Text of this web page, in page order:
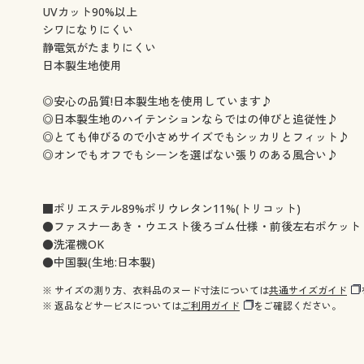
UVカット90%以上
シワになりにくい
静電気がたまりにくい
日本製生地使用
◎安心の品質!日本製生地を使用しています♪
◎日本製生地のハイテンションならではの伸びと追従性♪
◎とても伸びるので小さめサイズでもシッカリとフィット♪
◎オンでもオフでもシーンを選ばない張りのある風合い♪
■ポリエステル89%ポリウレタン11%(トリコット)
●ファスナーあき・ウエスト後ろゴム仕様・前後左右ポケット
●洗濯機OK
●中国製(生地:日本製)
※ サイズの測り方、衣料品のヌード寸法については共通サイズガイド
※ 返品などサービスについてはご利用ガイド をご確認ください。